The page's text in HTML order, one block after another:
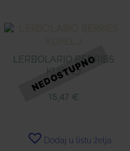
LERBOLARIO BERRIES
KUPELJ
15,47 €
Dodaj u listu želja